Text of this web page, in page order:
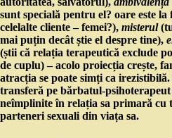
sunt specială pentru el? oare este la
celelalte cliente – femei?), misterul
mai puțin decât știe el despre tine),
(știi că relația terapeutică exclude
de cuplu) – acolo proiecția crește,
atracția se poate simți ca
transferă pe bărbatul-psihoterapeut
neîmplinite în relația sa primară cu
parteneri sexuali din viața sa.